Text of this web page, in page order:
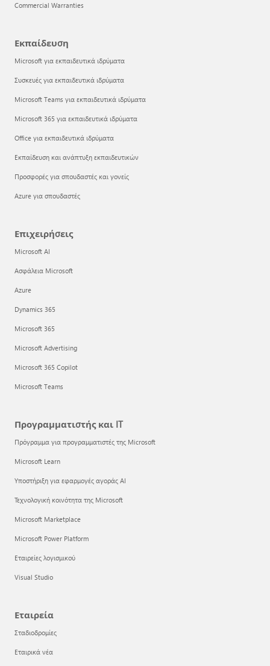
Commercial Warranties
Εκπαίδευση
Microsoft για εκπαιδευτικά ιδρύματα
Συσκευές για εκπαιδευτικά ιδρύματα
Microsoft Teams για εκπαιδευτικά ιδρύματα
Microsoft 365 για εκπαιδευτικά ιδρύματα
Office για εκπαιδευτικά ιδρύματα
Εκπαίδευση και ανάπτυξη εκπαιδευτικών
Προσφορές για σπουδαστές και γονείς
Azure για σπουδαστές
Επιχειρήσεις
Microsoft AI
Ασφάλεια Microsoft
Azure
Dynamics 365
Microsoft 365
Microsoft Advertising
Microsoft 365 Copilot
Microsoft Teams
Προγραμματιστής και IT
Πρόγραμμα για προγραμματιστές της Microsoft
Microsoft Learn
Υποστήριξη για εφαρμογές αγοράς AI
Τεχνολογική κοινότητα της Microsoft
Microsoft Marketplace
Microsoft Power Platform
Εταιρείες λογισμικού
Visual Studio
Εταιρεία
Σταδιοδρομίες
Εταιρικά νέα